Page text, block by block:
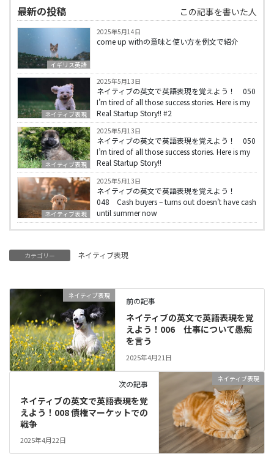
最新の投稿 この記事を書いた人
イギリス英語
2025年5月14日
come up withの意味と使い方を例文で紹介
ネイティブ表現
2025年5月13日
ネイティブの英文で英語表現を覚えよう！ 050
I’m tired of all those success stories. Here is my
Real Startup Story!! #2
ネイティブ表現
2025年5月13日
ネイティブの英文で英語表現を覚えよう！ 050
I’m tired of all those success stories. Here is my
Real Startup Story!!
ネイティブ表現
2025年5月13日
ネイティブの英文で英語表現を覚えよう！
048 Cash buyers – turns out doesn’t have cash
until summer now
カテゴリー ネイティブ表現
ネイティブ表現
前の記事
ネイティブの英文で英語表現を覚
えよう！006 仕事について愚痴
を言う
2025年4月21日
ネイティブ表現
次の記事
ネイティブの英文で英語表現を覚
えよう！008 債権マーケットでの
戦争
2025年4月22日